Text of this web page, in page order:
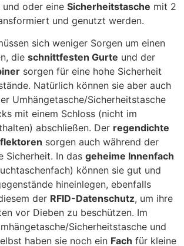
und oder eine Sicherheitstasche mit 2
und genutzt werden.
sich weniger Sorgen um einen
die schnittfesten Gurte und der
sorgen für eine hohe Sicherheit
Natürlich können sie aber auch
Umhängetasche/Sicherheitstasche
mit einem Schloss (nicht im
abschließen. Der regendichte
sorgen auch während der
Sicherheit. In das geheime Innenfach
können sie gut und
hineinlegen, ebenfalls
der RFID-Datenschutz, um ihre
vor Dieben zu beschützen. Im
Sicherheitstasche und
haben sie noch ein Fach für kleine